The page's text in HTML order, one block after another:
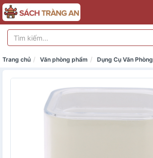
Trang chủ Văn phòng phẩm Dụng Cụ Văn Phòng